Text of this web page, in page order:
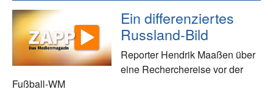
Ein differenziertes
Russland-Bild
Reporter Hendrik Maaßen über
eine Recherchereise vor der
Fußball-WM